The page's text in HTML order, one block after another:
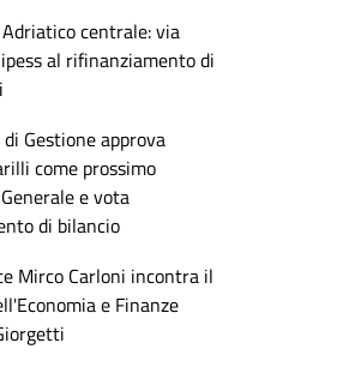
centrale: via
al rifinanziamento di
Gestione approva
come prossimo
e vota
di bilancio
Mirco Carloni incontra il
e Finanze